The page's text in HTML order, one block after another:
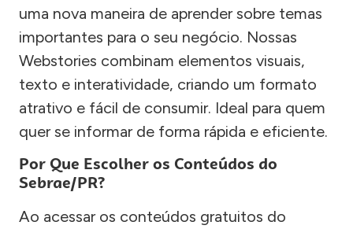
uma nova maneira de aprender sobre temas
importantes para o seu negócio. Nossas
Webstories combinam elementos visuais,
texto e interatividade, criando um formato
atrativo e fácil de consumir. Ideal para quem
quer se informar de forma rápida e eficiente.
Por Que Escolher os Conteúdos do
Sebrae/PR?
Ao acessar os conteúdos gratuitos do